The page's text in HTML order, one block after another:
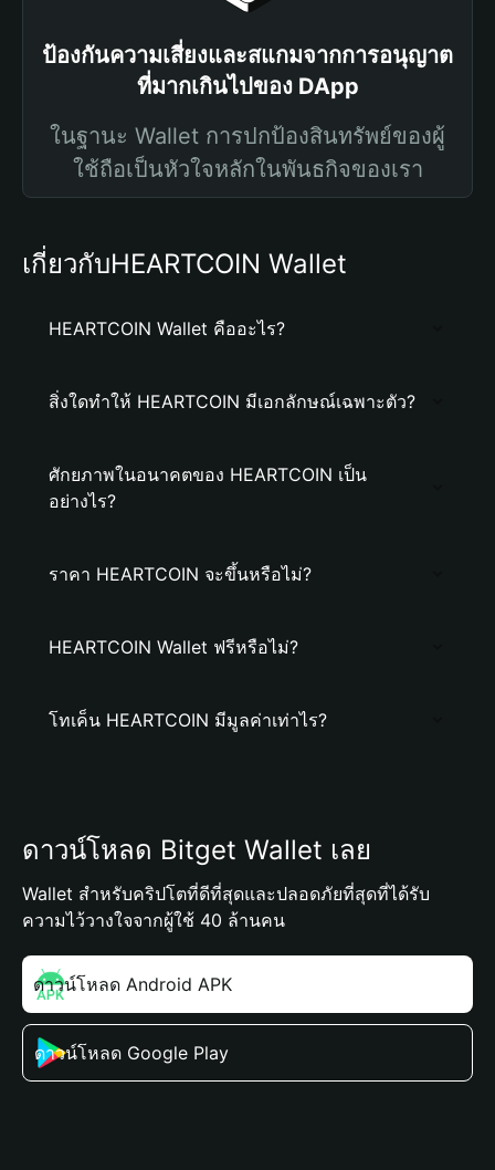
ป้องกันความเสี่ยงและสแกมจากการอนุญาต
ที่มากเกินไปของ DApp
ในฐานะ Wallet การปกป้องสินทรัพย์ของผู้
ใช้ถือเป็นหัวใจหลักในพันธกิจของเรา
เกี่ยวกับHEARTCOIN Wallet
HEARTCOIN Wallet คืออะไร?
สิ่งใดทำให้ HEARTCOIN มีเอกลักษณ์เฉพาะตัว?
ศักยภาพในอนาคตของ HEARTCOIN เป็น
อย่างไร?
ราคา HEARTCOIN จะขึ้นหรือไม่?
HEARTCOIN Wallet ฟรีหรือไม่?
โทเค็น HEARTCOIN มีมูลค่าเท่าไร?
ดาวน์โหลด Bitget Wallet เลย
Wallet สำหรับคริปโตที่ดีที่สุดและปลอดภัยที่สุดที่ได้รับ
ความไว้วางใจจากผู้ใช้ 40 ล้านคน
ดาวน์โหลด Android APK
ดาวน์โหลด Google Play